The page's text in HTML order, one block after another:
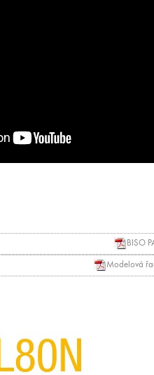
BISO
Modelová